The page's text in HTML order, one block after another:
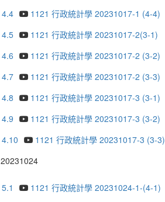
4.4
1121 行政統計學 20231017-1 (4-4)
4.5
1121 行政統計學 20231017-2(3-1)
4.6
1121 行政統計學 20231017-2 (3-2)
4.7
1121 行政統計學 20231017-2 (3-3)
4.8
1121 行政統計學 20231017-3 (3-1)
4.9
1121 行政統計學 20231017-3 (3-2)
4.10
1121 行政統計學 20231017-3 (3-3)
20231024
5.1
1121 行政統計學 20231024-1-(4-1)